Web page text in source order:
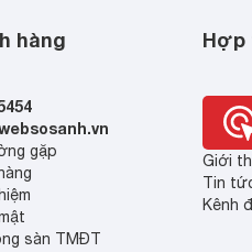
hàng
gặp
sàn TMĐT
Hợp
Giới
Tin
Kênh